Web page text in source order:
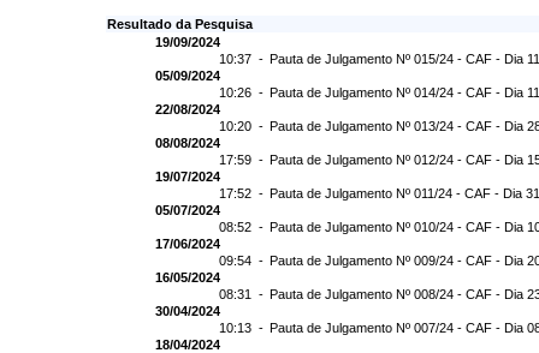
Resultado da Pesquisa
19/09/2024
10:37 - Pauta de Julgamento Nº 015/24 - CAF - Dia
05/09/2024
10:26 - Pauta de Julgamento Nº 014/24 - CAF - Dia
22/08/2024
10:20 - Pauta de Julgamento Nº 013/24 - CAF - Dia
08/08/2024
17:59 - Pauta de Julgamento Nº 012/24 - CAF - Dia
19/07/2024
17:52 - Pauta de Julgamento Nº 011/24 - CAF - Dia
05/07/2024
08:52 - Pauta de Julgamento Nº 010/24 - CAF - Dia
17/06/2024
09:54 - Pauta de Julgamento Nº 009/24 - CAF - Dia
16/05/2024
08:31 - Pauta de Julgamento Nº 008/24 - CAF - Dia
30/04/2024
10:13 - Pauta de Julgamento Nº 007/24 - CAF - Dia
18/04/2024